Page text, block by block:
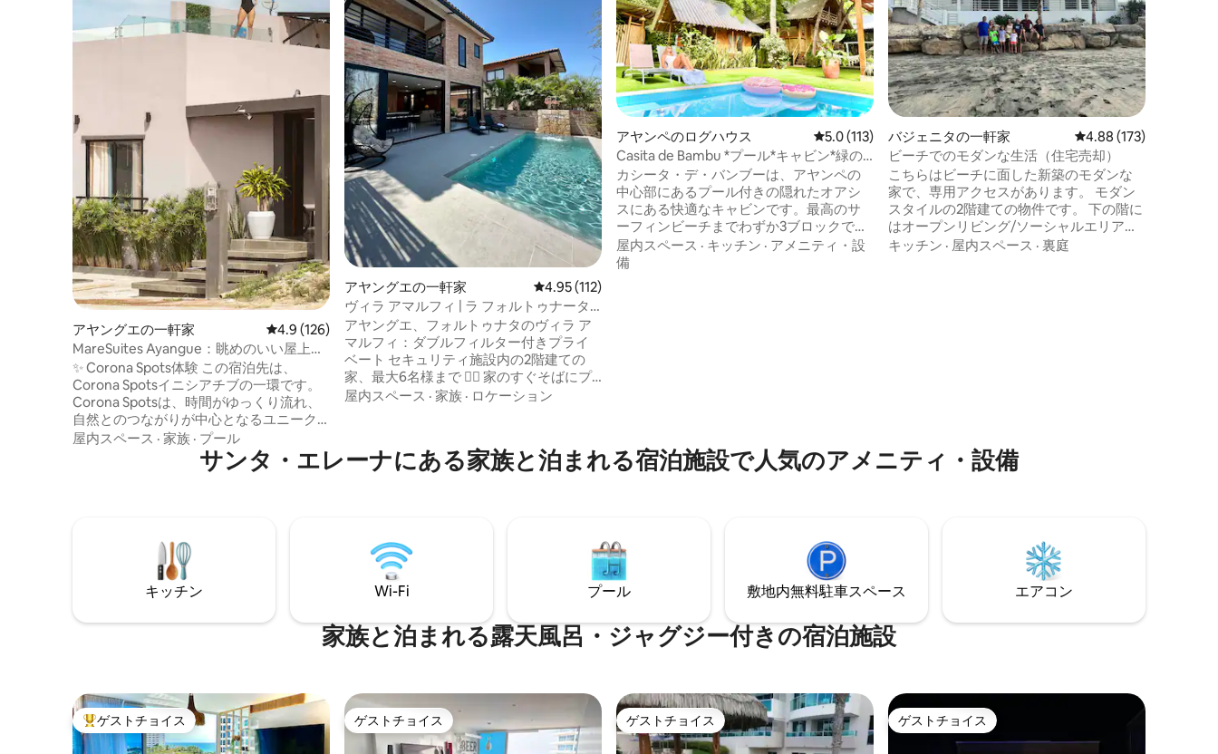
アヤングエの一軒家 レビュー126件、5つ星中4.9つ星の平均評価
4.9 (126)
MareSuites Ayangue：眺めのいい屋上プ
ール
✨ Corona Spots体験 この宿泊先は、
Corona Spotsイニシアチブの一環です。
Corona Spotsは、時間がゆっくり流れ、
自然とのつながりが中心となるユニーク
なホスピタリティ体験を提供するために
考案されたコンセプトです。 ご滞在中
は、アウトドアでのひととき、マインド
ールをお楽しみいただけます。パートナ
ー、ご家族、ご友人との時間に最適で
す。すべてコロナの精神を伴って：海、
自然、忘れられない夕日、そしてライム
合施設は2021年2月に300平方メートルの
内には、居住者専用のプライベートビー
チが2つあります。プライタ・ミアとプラ
ヤ・ラ・レオナです。 この家の1階には完
全に独立した2つのスイートがあり、どち
屋内スペース · 家族 · プール
アヤングエの一軒家 レビュー112件、5つ星中4.95つ星の平均評価
4.95 (112)
ヴィラ アマルフィ | ラ フォルトゥナータ
エステート
アヤングエ、フォルトゥナタのヴィラ ア
マルフィ：ダブルフィルター付きプライ
ベート セキュリティ施設内の2階建ての
家、最大6名様まで 🏊‍♀️ 家のすぐそばにプ
ライベートプール • 発電機 • 📶 Starlink •
ュー、ダイニングルーム、屋外ラウン
ジ、ハンモック 🛋️ プライバシーを確保す
ての家は独立しています。
屋内スペース · 家族 · ロケーション
アヤンペのログハウス レビュー113件、5つ星中5.0つ星の平均評価
5.0 (113)
Casita de Bambu *プール*キャビン*緑の
オアシス*ビーチまで2分
カシータ・デ・バンブーは、アヤンペの
中心部にあるプール付きの隠れたオアシ
スにある快適なキャビンです。最高のサ
ーフィンビーチまでわずか3ブロックで、
最大6名様まで宿泊可能です！ -高い木々
に囲まれたキャビンでプライバシーを確
屋内スペース · キッチン · アメニティ・設
備
バジェニタの一軒家 レビュー173件、5つ
4.88 (173)
ビーチでのモダンな生活（住宅売却）
こちらはビーチに面した新築のモダンな
家で、専用アクセスがあります。 モダン
スタイルの2階建ての物件です。 下の階に
はオープンリビング/ソーシャルエリアが
あり、2つの大きなベッドルームがあり、
キッチン · 屋内スペース · 裏庭
サンタ・エレーナにある家族と泊まれる宿泊施設で人気のアメニティ・設備
キッチン Wi-Fi プール 敷地内無料駐⁠車ス⁠ペ⁠ー⁠ス エアコン
家族と泊まれる露天風呂・ジャグジー付きの宿泊施設
大好評のゲストチョイスです。
ゲストチョイス ゲストチョイス
ゲストチョイス ゲストチョイス
ゲストチョイス ゲストチョイス
ゲストチョイス